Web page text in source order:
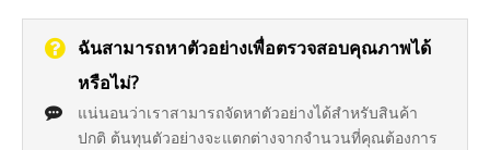
ฉันสามารถหาตัวอย่างเพื่อตรวจสอบคุณภาพได้
หรือไม่?
แน่นอนว่าเราสามารถจัดหาตัวอย่างได้สำหรับสินค้า
ปกติ ต้นทุนตัวอย่างจะแตกต่างจากจำนวนที่คุณต้องการ